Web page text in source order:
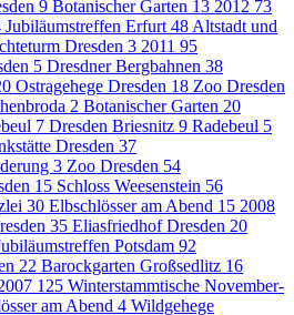
9 Botanischer Garten 13 2012 73
Jubiläumstreffen Erfurt 48 Altstadt und
Dresden 3 2011 95
5 Dresdner Bergbahnen 38
Ostragehege Dresden 18 Zoo Dresden
2 Botanischer Garten 20
7 Dresden Briesnitz 9 Radebeul 5
Dresden 37
3 Zoo Dresden 54
15 Schloss Weesenstein 56
30 Elbschlösser am Abend 15 2008
35 Eliasfriedhof Dresden 20
Potsdam 92
22 Barockgarten Großsedlitz 16
125 Winterstammtische November-
am Abend 4 Wildgehege